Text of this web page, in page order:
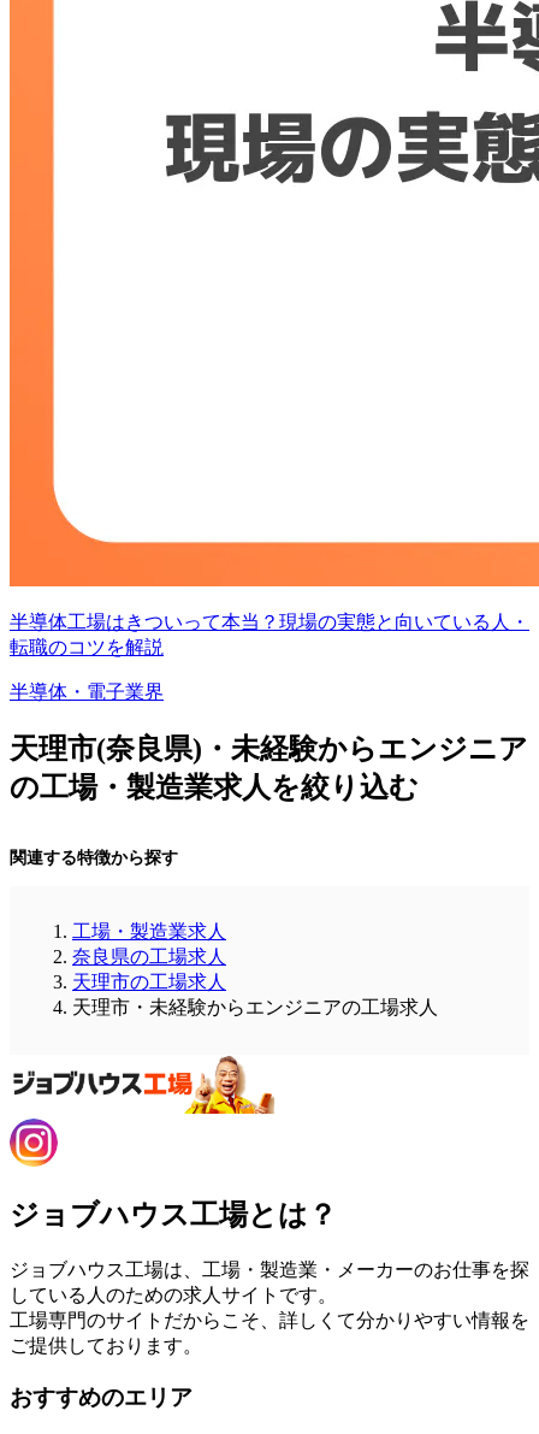
半導体工場はきついって本当？現場の実態と向いている人・
転職のコツを解説
半導体・電子業界
天理市(奈良県)・未経験からエンジニア
の工場・製造業求人を絞り込む
関連する特徴から探す
工場・製造業求人
奈良県の工場求人
天理市の工場求人
天理市・未経験からエンジニアの工場求人
ジョブハウス工場とは？
ジョブハウス工場は、工場・製造業・メーカーのお仕事を探
している人のための求人サイトです。
工場専門のサイトだからこそ、詳しくて分かりやすい情報を
ご提供しております。
おすすめのエリア